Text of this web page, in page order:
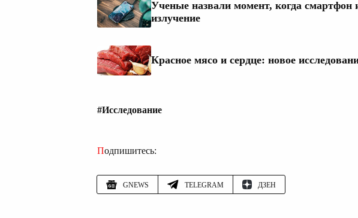
Ученые назвали момент, когда смартфон
излучение
Красное мясо и сердце: новое
#Исследование
Подпишитесь:
GNEWS TELEGRAM ДЗЕН